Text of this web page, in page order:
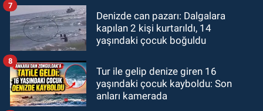
Denizde can pazarı: Dalgalara
kapılan 2 kişi kurtarıldı, 14
yaşındaki çocuk boğuldu
7
Tur ile gelip denize giren 16
yaşındaki çocuk kayboldu: Son
anları kamerada
8